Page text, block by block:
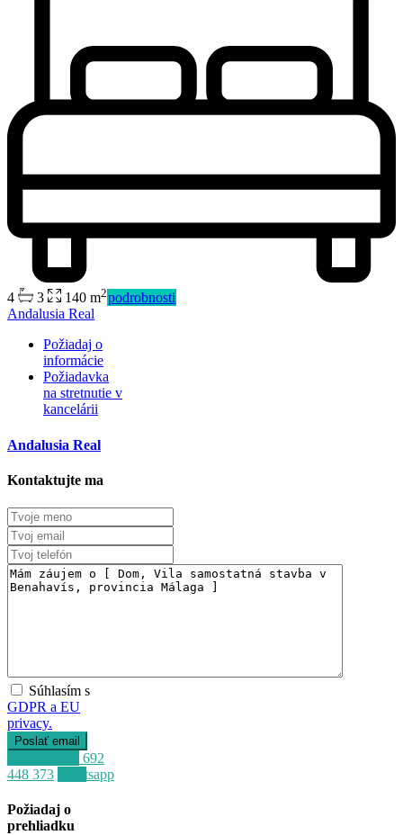
Predaj
4 3 140 m2podrobnosti
Andalusia Real
Požiadaj o
informácie
Požiadavka
na stretnutie v
kancelárii
Andalusia Real
Kontaktujte ma
Súhlasím s
GDPR a EU
privacy.
+34 692
448 373
Whatsapp
Požiadaj o
prehliadku